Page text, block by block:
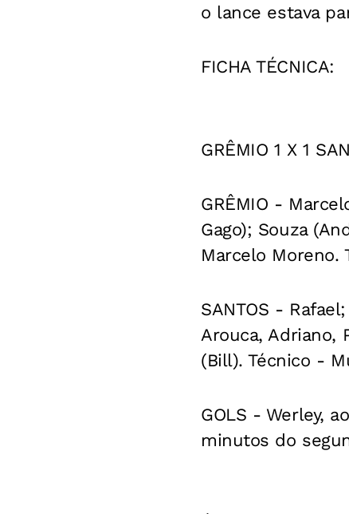
o lance estava
FICHA TÉCNICA:
GRÊMIO 1 X 1
GRÊMIO -
Gago); Souza
Marcelo Moreno.
SANTOS -
Arouca, Adriano,
(Bill). Técnico -
GOLS - Werley,
minutos do